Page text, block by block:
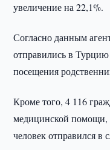
увеличение на 22,1%.
Согласно данным
отправились в
посещения
Кроме того, 4 116
медицинской помощи,
человек отправился в